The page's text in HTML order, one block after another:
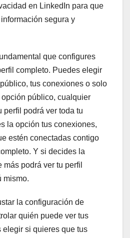
en LinkedIn para que
segura y
que configures
completo. Puedes elegir
tus conexiones o solo
público, cualquier
perfil podrá ver toda tu
la opción tus conexiones,
estén conectadas contigo
Y si decides la
podrá ver tu perfil
mismo.
la configuración de
quién puede ver tus
si quieres que tus